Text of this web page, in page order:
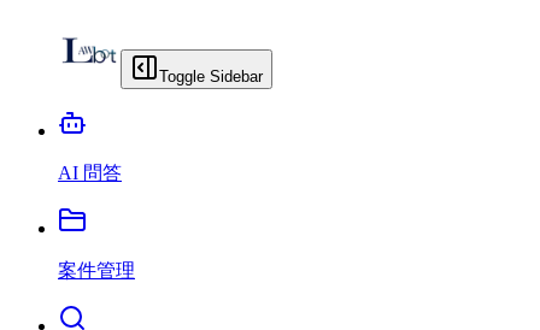
Toggle Sidebar
AI 問答
案件管理